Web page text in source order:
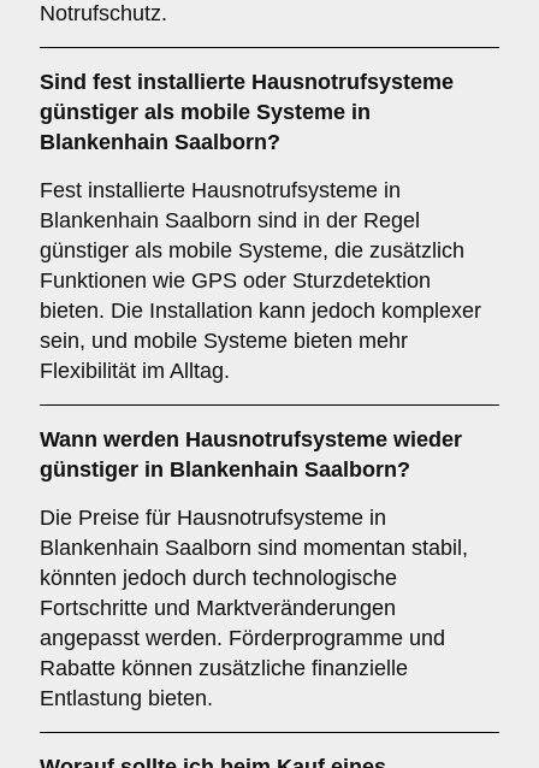
Notrufschutz.
Sind fest installierte Hausnotrufsysteme
günstiger als mobile Systeme in
Blankenhain Saalborn?
Fest installierte Hausnotrufsysteme in
Blankenhain Saalborn sind in der Regel
günstiger als mobile Systeme, die zusätzlich
Funktionen wie GPS oder Sturzdetektion
bieten. Die Installation kann jedoch komplexer
sein, und mobile Systeme bieten mehr
Flexibilität im Alltag.
Wann werden Hausnotrufsysteme wieder
günstiger in Blankenhain Saalborn?
Die Preise für Hausnotrufsysteme in
Blankenhain Saalborn sind momentan stabil,
könnten jedoch durch technologische
Fortschritte und Marktveränderungen
angepasst werden. Förderprogramme und
Rabatte können zusätzliche finanzielle
Entlastung bieten.